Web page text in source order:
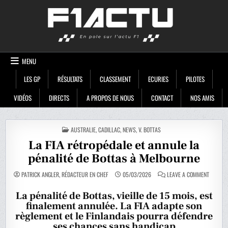
MENU
LES GP
RÉSULTATS CLASSEMENT ECURIES
PILOTES
VIDÉOS
DIRECTS A PROPOS DE NOUS CONTACT NOS AMIS
POSTED
IN
AUSTRALIE,CADILLAC,NEWS,V. BOTTAS
La FIA rétropédale et annule la
pénalité de Bottas à Melbourne
PATRICK ANGLER, RÉDACTEUR EN CHEF 05/03/2026 LEAVE A COMMENTON
ET
DE
La pénalité de Bottas, vieille de 15 mois, est
finalement annulée. La FIA adapte son
règlement et le Finlandais pourra défendre